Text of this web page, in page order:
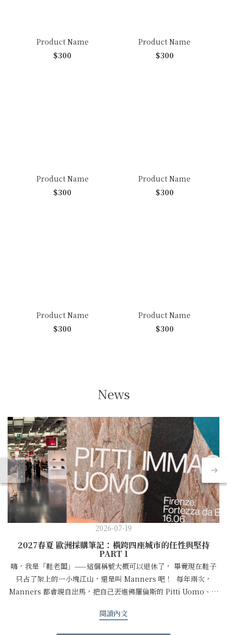
Product Name
$300
Product Name
$300
Product Name
$300
Product Name
$300
Product Name
$300
Product Name
$300
News
2026-07-19
2027春夏 歐洲採購筆記：橫跨四座城市的任性與堅持
PART 1
嗨，我是「鞋老闆」——這個稱號大概可以退休了， 畢竟現在鞋子
只占了架上的一小塊江山，還是叫 Manners 吧！ 每年兩次，
Manners 都會親自出馬，把自己丟進佛羅倫斯的 Pitti Uomo、米
人捨不得眨眼的 showroom。兩週、四座城市，參觀的品牌永遠比
閱讀內文